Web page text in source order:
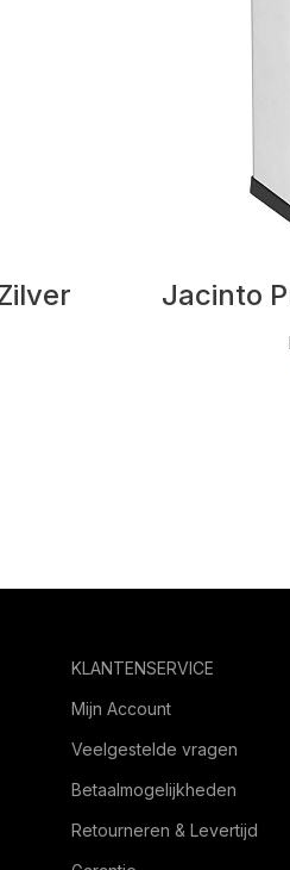
Jacinto
KLANTENSERVICE
Mijn Account
Veelgestelde vragen
Betaalmogelijkheden
Retourneren & Levertijd